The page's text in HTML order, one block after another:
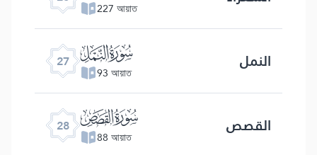
227 আয়াত
27 ﮧ
93 আয়াত النمل
28 ﮨ
88 আয়াত القصص